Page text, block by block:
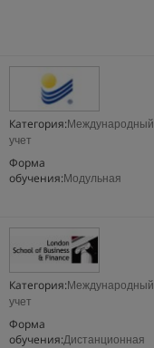
Категория: Международный
учет
Форма
обучения: Модульная
Категория: Международный
учет
Форма
обучения:Дистанционная